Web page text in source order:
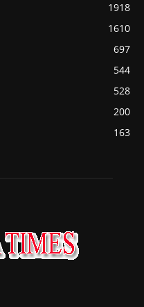
1918
1610
697
544
528
200
163